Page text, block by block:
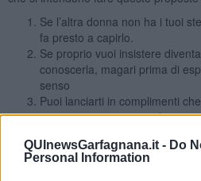
QUInewsGarfagnana.it - Do
Personal Information
Se l’altra donna non ha i tuoi
fa presto a capirlo.
Se proprio vuoi insistere
conoscerla, magari prima di
senso
Puoi lanciarti in complimenti
interpretati come gesti di
Sii empatica e sincera
Puoi anche dire che sei attratta